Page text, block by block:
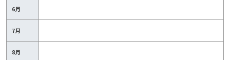
6月
7月
8月